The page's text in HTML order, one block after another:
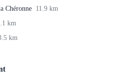
Chéronne 11.9 km
km
km